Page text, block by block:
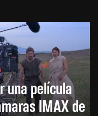
una película
IMAX de